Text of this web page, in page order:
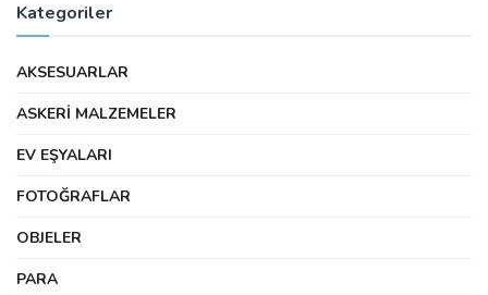
Kategoriler
AKSESUARLAR
ASKERI MALZEMELER
EV EŞYALARI
FOTOĞRAFLAR
OBJELER
PARA